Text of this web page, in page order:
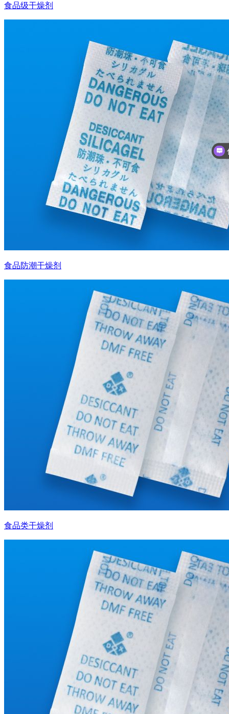
食品级干燥剂
食品防潮干燥剂
食品类干燥剂